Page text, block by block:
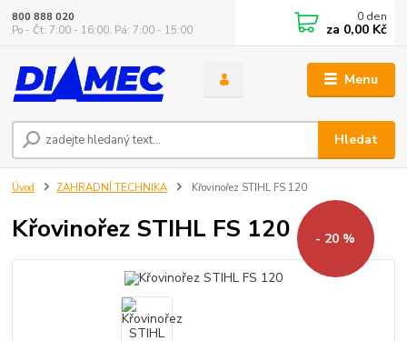
Menu
Hledat
800 888 020
Po - Čt: 7:00 - 16:00, Pá: 7:00 - 15:00
0 den
za 0,00 Kč
Úvod ZAHRADNÍ TECHNIKA Křovinořez STIHL FS 120
Křovinořez STIHL FS 120 - 20 %